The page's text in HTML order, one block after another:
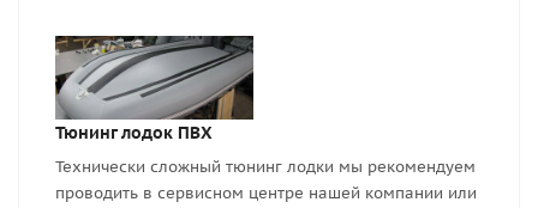
Тюнинг лодок ПВХ
Технически сложный тюнинг лодки мы рекомендуем
проводить в сервисном центре нашей компании или